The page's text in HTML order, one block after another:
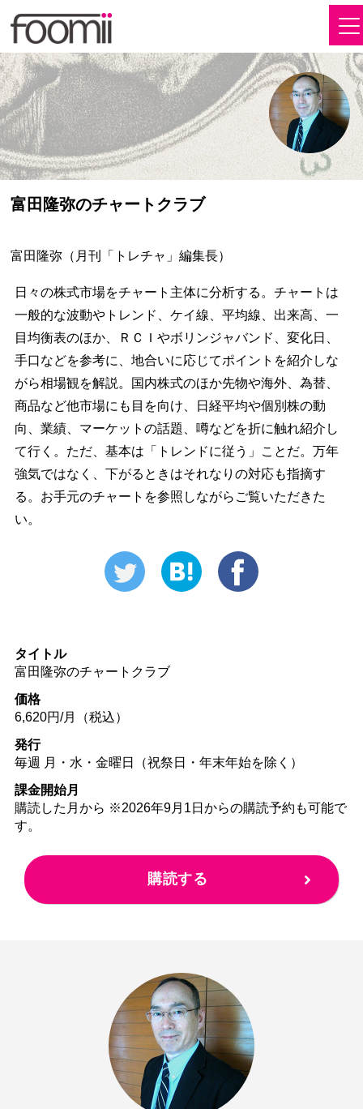
富田隆弥のチャートクラブ
富田隆弥（月刊「トレチャ」編集長）
日々の株式市場をチャート主体に分析する。チャートは
一般的な波動やトレンド、ケイ線、平均線、出来高、一
目均衡表のほか、ＲＣＩやボリンジャバンド、変化日、
手口などを参考に、地合いに応じてポイントを紹介しな
がら相場観を解説。国内株式のほか先物や海外、為替、
商品など他市場にも目を向け、日経平均や個別株の動
向、業績、マーケットの話題、噂などを折に触れ紹介し
て行く。ただ、基本は「トレンドに従う」ことだ。万年
強気ではなく、下がるときはそれなりの対応も指摘す
る。お手元のチャートを参照しながらご覧いただきた
い。
タイトル
富田隆弥のチャートクラブ
価格
6,620円/月（税込）
発行
毎週 月・水・金曜日（祝祭日・年末年始を除く）
課金開始月
購読した月から ※2026年9月1日からの購読予約も可能で
す。
購読する